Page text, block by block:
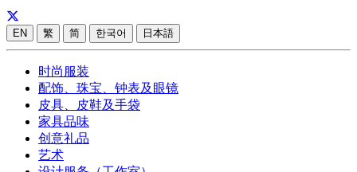
EN 繁 简 한국어 日本語
时尚服装
配饰、珠宝、钟表及眼镜
皮具、皮鞋及手袋
家具品味
创意礼品
艺术